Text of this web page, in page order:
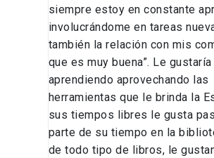
siempre estoy en constante
involucrándome en tareas
también la relación con mis
que es muy buena”. Le
aprendiendo aprovechando las
herramientas que le brinda la
sus tiempos libres le gusta
parte de su tiempo en la
de todo tipo de libros, le